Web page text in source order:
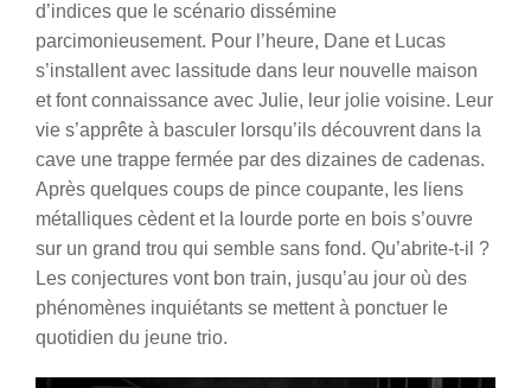
d’indices que le scénario dissémine
parcimonieusement. Pour l’heure, Dane et Lucas
s’installent avec lassitude dans leur nouvelle maison
et font connaissance avec Julie, leur jolie voisine. Leur
vie s’apprête à basculer lorsqu’ils découvrent dans la
cave une trappe fermée par des dizaines de cadenas.
Après quelques coups de pince coupante, les liens
métalliques cèdent et la lourde porte en bois s’ouvre
sur un grand trou qui semble sans fond. Qu’abrite-t-il ?
Les conjectures vont bon train, jusqu’au jour où des
phénomènes inquiétants se mettent à ponctuer le
quotidien du jeune trio.